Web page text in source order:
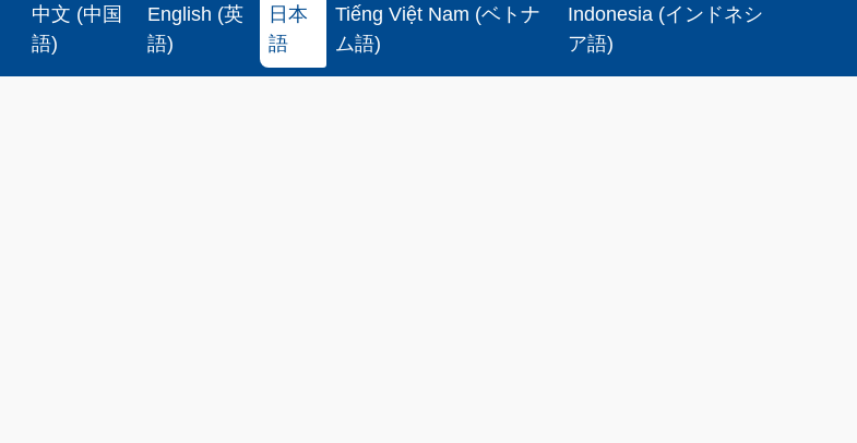
中文 (中国
語)
English (英
語)
日本
語
Tiếng Việt Nam (ベトナ
ム語)
Indonesia (インドネシ
ア語)